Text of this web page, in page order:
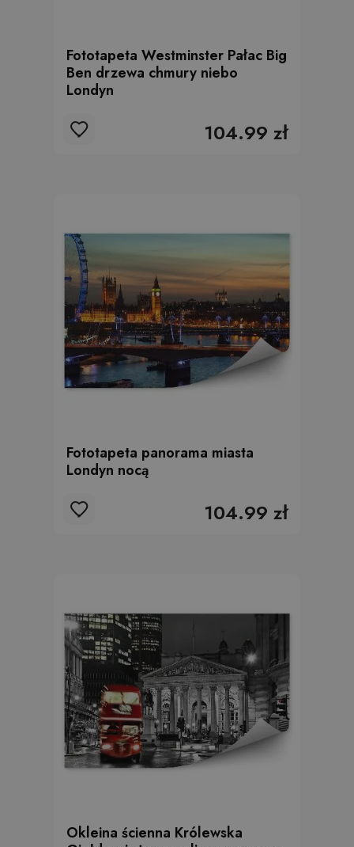
Fototapeta Westminster Pałac Big
Ben drzewa chmury niebo
Londyn
104.99 zł
Fototapeta panorama miasta
Londyn nocą
104.99 zł
Okleina ścienna Królewska